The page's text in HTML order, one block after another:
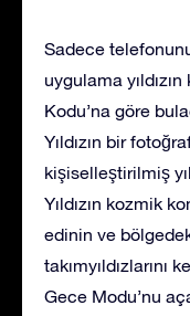
Sadece
uygulama
Kodu’na göre
Yıldızın bir
kişiselleştirilmiş
Yıldızın kozmik
edinin ve
takımyıldızlarını
Gece Modu’nu